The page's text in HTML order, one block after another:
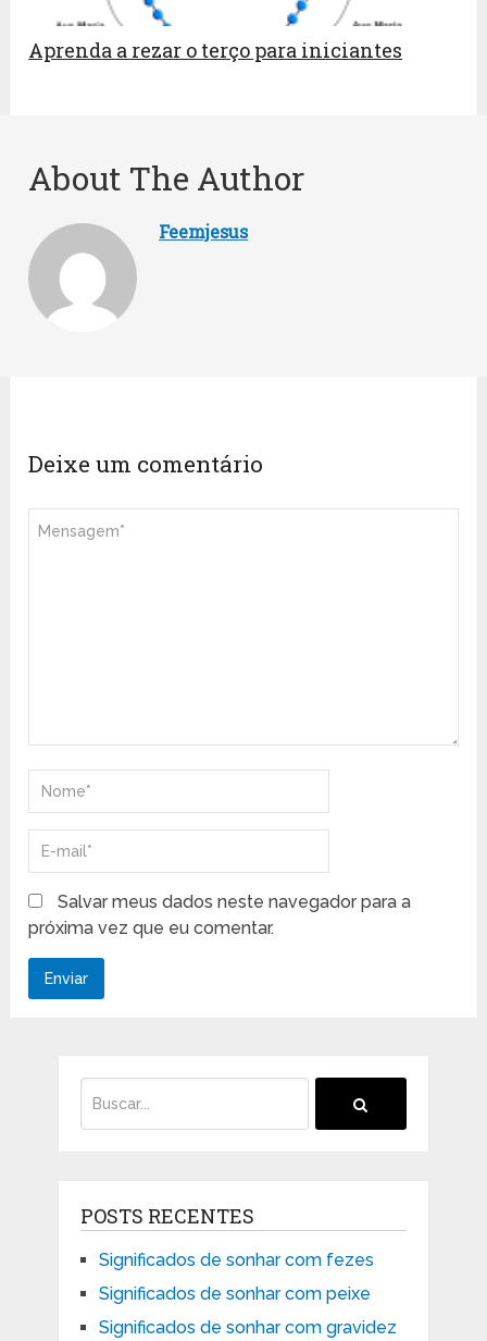
Aprenda a rezar o terço para iniciantes
About The Author
Feemjesus
Deixe um comentário
Salvar meus dados neste navegador para a
próxima vez que eu comentar.
POSTS RECENTES
Significados de sonhar com fezes
Significados de sonhar com peixe
Significados de sonhar com gravidez